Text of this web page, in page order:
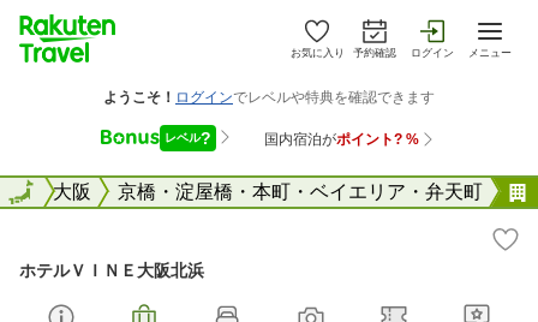
お気に入り 予約確認 ログイン メニュー
府 大阪 京橋・淀屋橋・本町・ベイエリア・弁天町
全国
ホテルＶＩＮＥ大阪北浜